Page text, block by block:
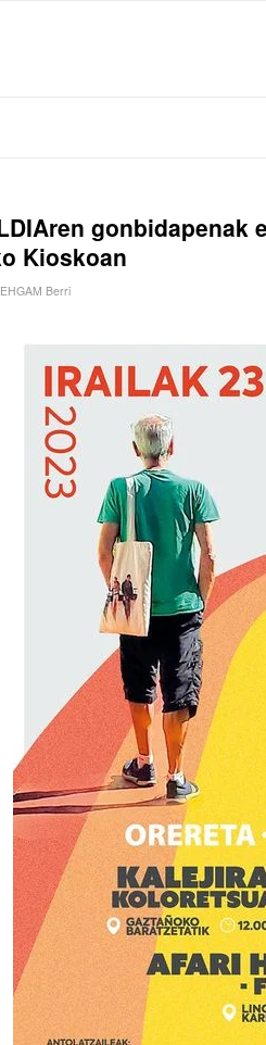
gonbidapenak
Kioskoan
EHGAM Berri